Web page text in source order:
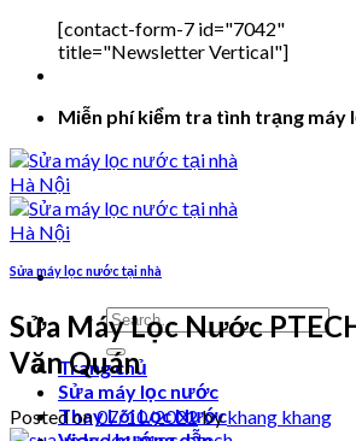
[contact-form-7 id="7042"
title="Newsletter Vertical"]
Miễn phí kiểm tra tình trạng máy
Search
for:
Trang chủ
Sửa máy lọc nước
Thay Lõi Lọc Nước
Sửa máy lọc nước tại nhà
Sửa Máy Lọc Nước
Văn Quán
Posted on07/10/2022bykhang khang